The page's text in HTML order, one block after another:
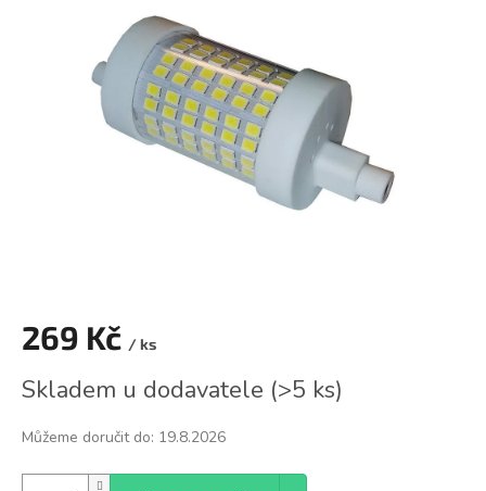
269 Kč / ks
cena:
Skladem u dodavatele (>5 ks)
Můžeme doručit do: 19.8.2026